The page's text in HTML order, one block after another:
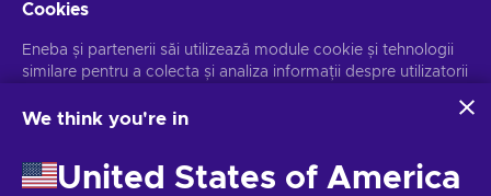
Te poți dezabona la orice moment. ViziteazăNotificarea de
Cookies
Eneba și partenerii săi utilizează module cookie și tehnologii
similare pentru a colecta și analiza informații despre utilizatorii
conținutul, publicitatea și alte servicii de pe site. Datele dvs.
Făcând clic pe "Accept all", sunteți de acord cu utilizarea
acestor tehnologii de către Eneba și partenerii săi. Vă puteți
We think you're in
United States of America